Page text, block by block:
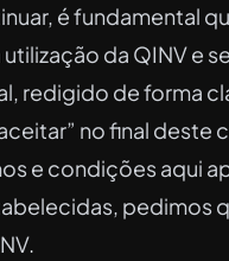
é fundamental
utilização da QINV e
redigido de forma
no final
e condições aqui
pedimos